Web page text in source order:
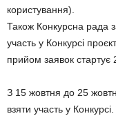
користування).
Також Конкурсна рада
участь у Конкурсі
прийом заявок стартує
З 15 жовтня до 25
взяти участь у